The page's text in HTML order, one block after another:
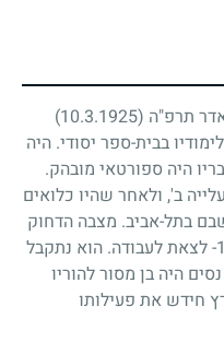
תרפ"ה (10.3.1925)
בבית-ספר יסודי. היה
היה ספורטאי מובהק.
ב', ולאחר שהיו כלואים
בתל-אביב. מצבה הדחוק
- לצאת לעבודה. הוא נתקבל
היה בן מסור להוריו
חידש את פעילותו